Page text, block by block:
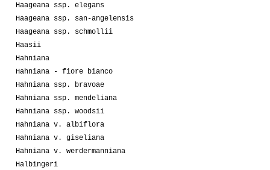
Haageana ssp. elegans
Haageana ssp. san-angelensis
Haageana ssp. schmollii
Haasii
Hahniana
Hahniana - fiore bianco
Hahniana ssp. bravoae
Hahniana ssp. mendeliana
Hahniana ssp. woodsii
Hahniana v. albiflora
Hahniana v. giseliana
Hahniana v. werdermanniana
Halbingeri